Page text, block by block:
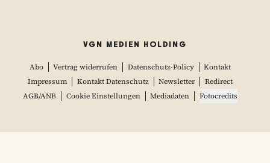
VGN MEDIEN HOLDING
Abo Vertrag widerrufen Datenschutz-Policy
Kontakt
Impressum
Kontakt Datenschutz Newsletter
Redirect
AGB/ANB
Cookie Einstellungen Mediadaten Fotocredits